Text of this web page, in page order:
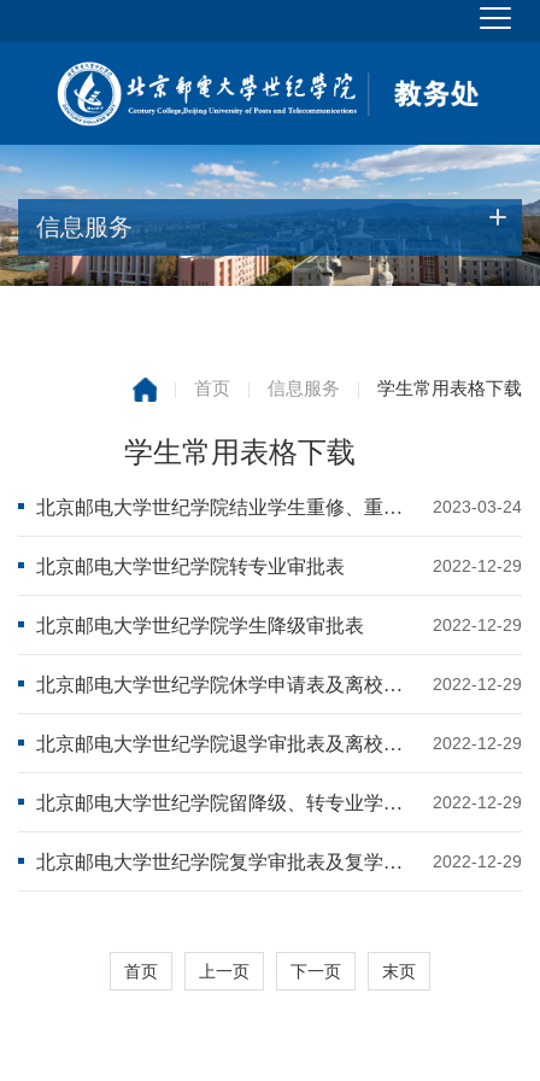
信息服务
| 首页 | 信息服务 | 学生常用表格下载
学生常用表格下载
2023-03-24
北京邮电大学世纪学院结业学生重修、重考申请表
2022-12-29
北京邮电大学世纪学院转专业审批表
2022-12-29
北京邮电大学世纪学院学生降级审批表
2022-12-29
北京邮电大学世纪学院休学申请表及离校手续单
2022-12-29
北京邮电大学世纪学院退学审批表及离校手续单
2022-12-29
北京邮电大学世纪学院留降级、转专业学分互认
2022-12-29
北京邮电大学世纪学院复学审批表及复学手续单
首页 上一页 下一页 末页